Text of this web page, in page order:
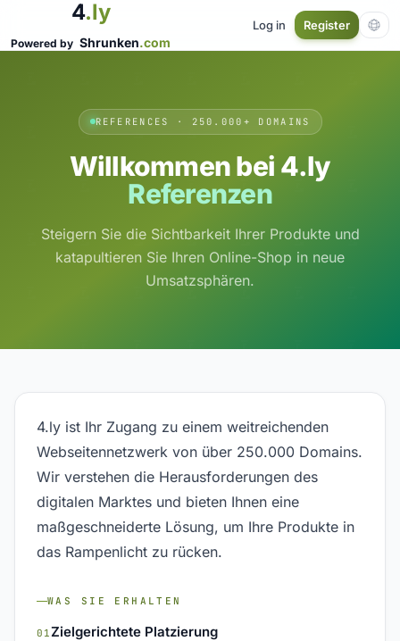
4.ly
Powered by Shrunken.com
Log in Register
REFERENCES · 250.000+ DOMAINS
Willkommen bei 4.ly
Referenzen
Steigern Sie die Sichtbarkeit Ihrer Produkte und
katapultieren Sie Ihren Online-Shop in neue
Umsatzsphären.
4.ly ist Ihr Zugang zu einem weitreichenden
Webseitennetzwerk von über 250.000 Domains.
Wir verstehen die Herausforderungen des
digitalen Marktes und bieten Ihnen eine
maßgeschneiderte Lösung, um Ihre Produkte in
das Rampenlicht zu rücken.
WAS SIE ERHALTEN
01Zielgerichtete Platzierung